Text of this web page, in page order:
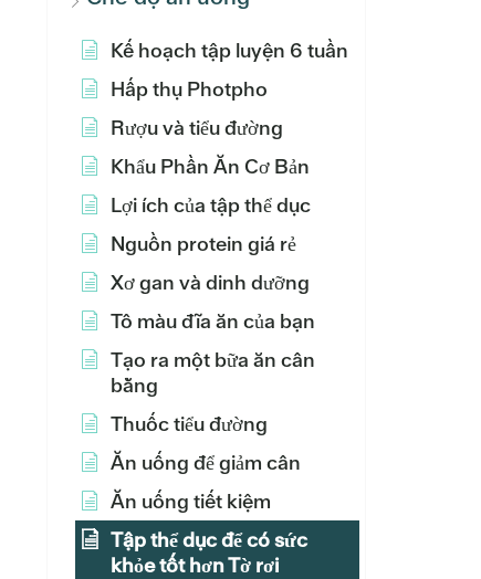
Kế hoạch tập luyện 6 tuần
Hấp thụ Photpho
Rượu và tiểu đường
Khẩu Phần Ăn Cơ Bản
Lợi ích của tập thể dục
Nguồn protein giá rẻ
Xơ gan và dinh dưỡng
Tô màu đĩa ăn của bạn
Tạo ra một bữa ăn cân
bằng
Thuốc tiểu đường
Ăn uống để giảm cân
Ăn uống tiết kiệm
Tập thể dục để có sức
khỏe tốt hơn Tờ rơi